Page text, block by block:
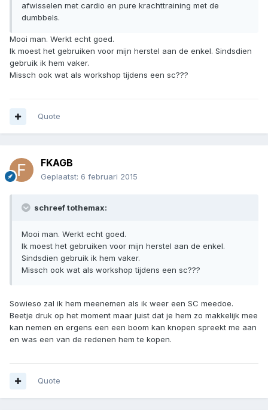
afwisselen met cardio en pure krachttraining met de
dumbbels.
Mooi man. Werkt echt goed.
Ik moest het gebruiken voor mijn herstel aan de enkel. Sindsdien
gebruik ik hem vaker.
Missch ook wat als workshop tijdens een sc???
Quote
FKAGB
Geplaatst: 6 februari 2015
schreef tothemax:
Mooi man. Werkt echt goed.
Ik moest het gebruiken voor mijn herstel aan de enkel.
Sindsdien gebruik ik hem vaker.
Missch ook wat als workshop tijdens een sc???
Sowieso zal ik hem meenemen als ik weer een SC meedoe.
Beetje druk op het moment maar juist dat je hem zo makkelijk mee
kan nemen en ergens een een boom kan knopen spreekt me aan
en was een van de redenen hem te kopen.
Quote